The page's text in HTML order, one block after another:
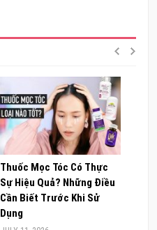
Thuốc Mọc Tóc Có Thực
Sự Hiệu Quả? Những Điều
Cần Biết Trước Khi Sử
Dụng